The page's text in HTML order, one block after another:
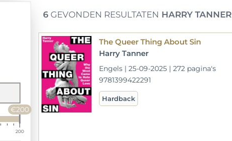
€200
200
6 GEVONDEN RESULTATEN HARRY TANNER
The Queer Thing About Sin
Harry Tanner
Engels | 25-09-2025 | 272 pagina's
9781399422291
Hardback